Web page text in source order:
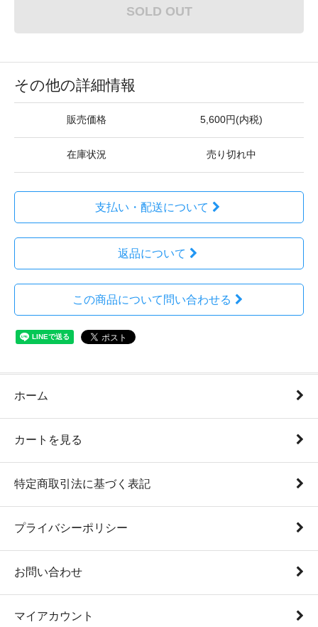
SOLD OUT
その他の詳細情報
販売価格 5,600円(内税)
在庫状況 売り切れ中
支払い・配送について
返品について
この商品について問い合わせる
ホーム
カートを見る
特定商取引法に基づく表記
プライバシーポリシー
お問い合わせ
マイアカウント